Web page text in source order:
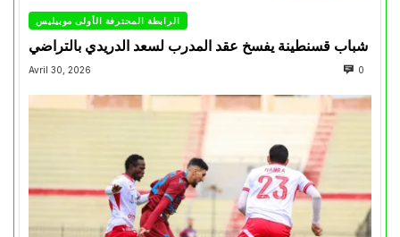
الرابطة المحترفة الأولى موبيليس
شباب قسنطينة يفسخ عقد المدرب لسعد الدريدي بالتراضي
Avril 30, 2026 0